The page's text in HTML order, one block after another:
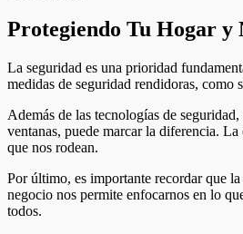
Protegiendo Tu Hogar y
La seguridad es una prioridad
medidas de seguridad rendidoras, como
Además de las tecnologías de
ventanas, puede marcar la diferencia.
que nos rodean.
Por último, es importante recordar que
negocio nos permite enfocarnos en lo
todos.